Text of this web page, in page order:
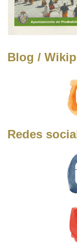
Blog /
Redes